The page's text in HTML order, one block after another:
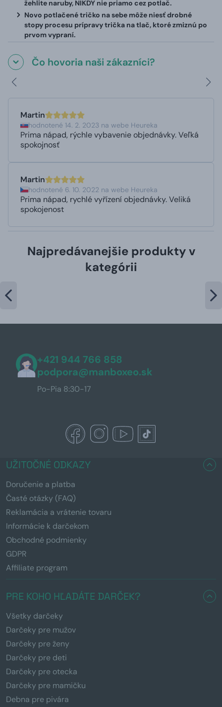
žehlite naruby, NIKDY nie priamo cez potlač.
Novo potlačené tričko na sebe môže niesť drobné
stopy procesu prípravy trička na tlač, ktoré zmiznú po
prvom vypraní.
Čo hovoria naši zákazníci?
Martin
hodnotené 14. 2. 2023 na webe Heureka
Prima nápad, rýchle vybavenie objednávky. Veľká
spokojnosť
Martin
hodnotené 6. 10. 2022 na webe Heureka
Prima nápad, rychlé vyřízení objednávky. Veliká
spokojenost
Najpredávanejšie produkty v
kategórii
+421 944 766 858
podpora@manboxeo.sk
Po-Pia 8:30-17
UŽITOČNÉ ODKAZY
Doručenie a platba
Časté otázky (FAQ)
Reklamácia a vrátenie tovaru
Informácie k darčekom
Obchodné podmienky
GDPR
Affiliate program
PRE KOHO HĽADÁTE DARČEK?
Všetky darčeky
Darčeky pre mužov
Darčeky pre ženy
Darčeky pre deti
Darčeky pre otecka
Darčeky pre mamičku
Debna pre pivára